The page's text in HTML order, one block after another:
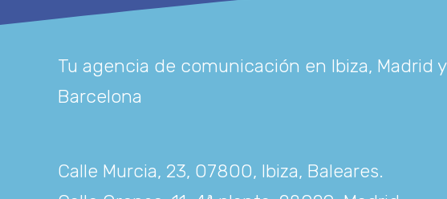
Tu agencia de comunicación en Ibiza, Madrid y
Barcelona
Calle Murcia, 23, 07800, Ibiza, Baleares.